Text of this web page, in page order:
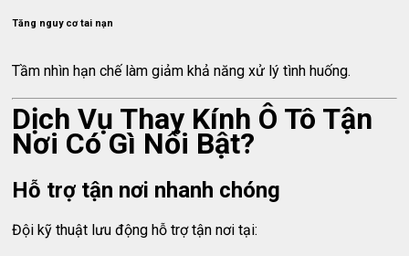
Tăng nguy cơ tai nạn
Tầm nhìn hạn chế làm giảm khả năng xử lý tình huống.
Dịch Vụ Thay Kính Ô Tô Tận
Nơi Có Gì Nổi Bật?
Hỗ trợ tận nơi nhanh chóng
Đội kỹ thuật lưu động hỗ trợ tận nơi tại: